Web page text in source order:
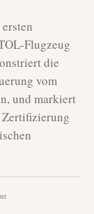
Flugzeug
die
vom
und markiert